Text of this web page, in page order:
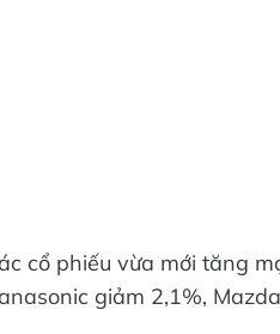
cổ phiếu vừa mới tăng
giảm 2,1%,